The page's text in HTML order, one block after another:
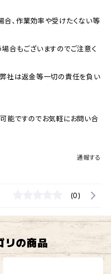
、作業効率や受けたくない等
合もございますのでご注意く
社は返金等一切の責任を負い
能ですのでお気軽にお問い合
通報する
(0)
リの商品